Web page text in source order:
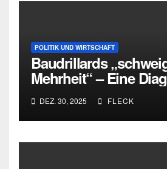
POLITIK UND WIRTSCHAFT
Baudrillards
Mehrheit“ – Eine
DEZ. 30, 2025 FLECK